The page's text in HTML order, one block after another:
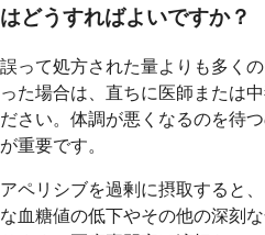
はどうすればよいですか？
誤って処方された量よりも多く
った場合は、直ちに医師または
ださい。体調が悪くなるのを待
が重要です。
アペリシブを過剰に摂取すると
な血糖値の低下やその他の深刻